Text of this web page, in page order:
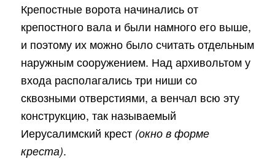
Крепостные ворота начинались от
крепостного вала и были намного его выше,
и поэтому их можно было считать отдельным
наружным сооружением. Над архивольтом у
входа располагались три ниши со
сквозными отверстиями, а венчал всю эту
конструкцию, так называемый
Иерусалимский крест (окно в форме
креста).